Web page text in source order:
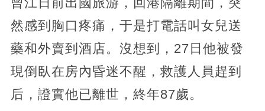
然感到胸口疼痛，于是打電話叫女兒送
藥和外賣到酒店。沒想到，27日他被發
現倒臥在房內昏迷不醒，救護人員趕到
后，證實他已離世，終年87歲。